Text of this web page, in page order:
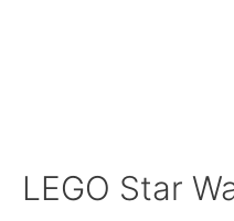
LEGO Star